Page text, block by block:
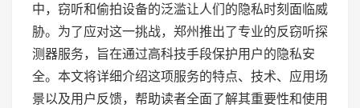
中，窃听和偷拍设备的泛滥让人们的隐私时刻面临威
胁。为了应对这一挑战，郑州推出了专业的反窃听探
测器服务，旨在通过高科技手段保护用户的隐私安
全。本文将详细介绍这项服务的特点、技术、应用场
景以及用户反馈，帮助读者全面了解其重要性和使用